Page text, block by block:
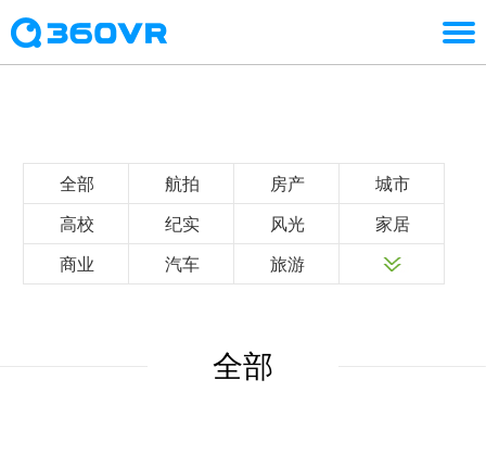
全部 航拍 房产 城市
高校 纪实 风光 家居
商业 汽车 旅游
全部